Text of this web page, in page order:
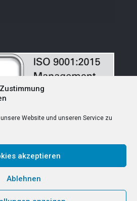
Website und unseren Service zu
akzeptieren
Ablehnen